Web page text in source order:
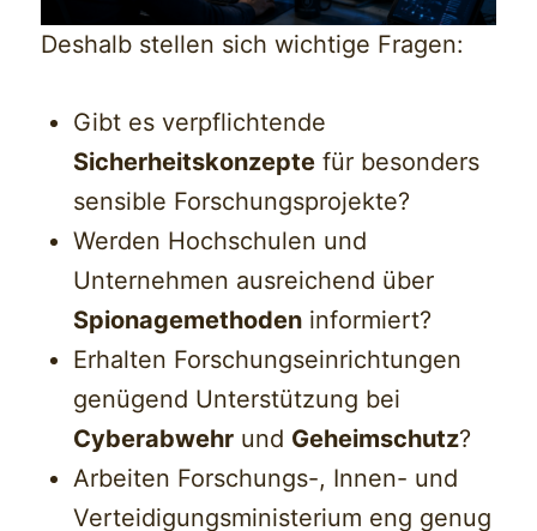
Deshalb stellen sich wichtige Fragen:
Gibt es verpflichtende
Sicherheitskonzepte für besonders
sensible Forschungsprojekte?
Werden Hochschulen und
Unternehmen ausreichend über
Spionagemethoden informiert?
Erhalten Forschungseinrichtungen
genügend Unterstützung bei
Cyberabwehr und Geheimschutz?
Arbeiten Forschungs-, Innen- und
Verteidigungsministerium eng genug